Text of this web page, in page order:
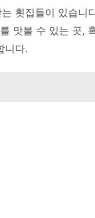
횟집들이 있습니
맛볼 수 있는 곳,
니다.